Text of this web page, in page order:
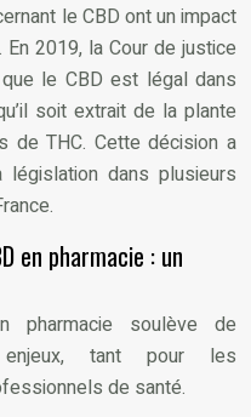
le CBD ont un impact
2019, la Cour de justice
le CBD est légal dans
soit extrait de la plante
de THC. Cette décision a
dans plusieurs
en pharmacie : un
pharmacie soulève de
tant pour les
de santé.